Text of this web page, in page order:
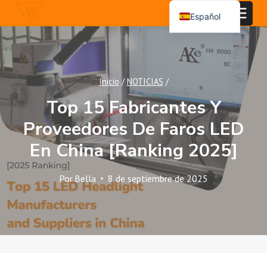
al
Contenido
Inicio / NOTICIAS /
Top 15 Fabricantes Y
Proveedores De Faros LED
En China [Ranking 2025]
Por Bella 8 de septiembre de 2025
Español
English
Português